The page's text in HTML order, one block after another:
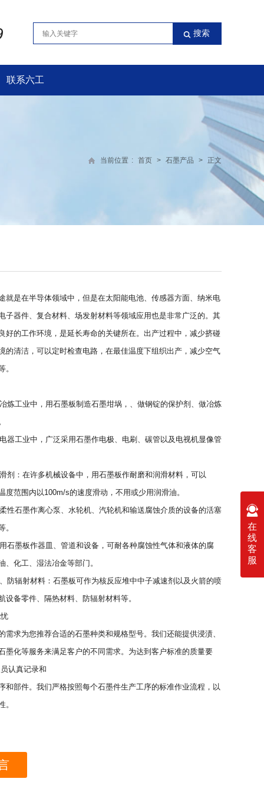
联系六工
当前位置 : 首页 > 石墨产品 > 正文
就是在半导体领域中，但是在太阳能电池、传感器方面、纳米电
子器件、复合材料、场发射材料等领域应用也是非常广泛的。其
好的工作环境，是延长寿命的关键所在。出产过程中，减少挤碰
的清洁，可以定时检查电路，在最佳温度下组织出产，减少空气
。
炼工业中，用石墨板制造石墨坩埚，、做钢锭的保护剂、做冶炼
器工业中，广泛采用石墨作电极、电刷、碳管以及电视机显像管
剂：在许多机械设备中，用石墨板作耐磨和润滑材料，可以
度范围内以100m/s的速度滑动，不用或少用润滑油。
性石墨作离心泵、水轮机、汽轮机和输送腐蚀介质的设备的活塞
。
石墨板作器皿、管道和设备，可耐各种腐蚀性气体和液体的腐
、化工、湿法冶金等部门。
防辐射材料：石墨板可作为核反应堆中中子减速剂以及火箭的喷
设备零件、隔热材料、防辐射材料等。
需求为您推荐合适的石墨种类和规格型号。我们还能提供浸渍、
墨化等服务来满足客户的不同需求。为达到客户标准的质量要
认真记录和
和部件。我们严格按照每个石墨件生产工序的标准作业流程，以
。
在
线
客
服